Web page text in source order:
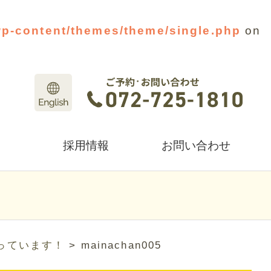
content/themes/theme/single.php on
採用情報 お問い合わせ
います！ > mainachan005